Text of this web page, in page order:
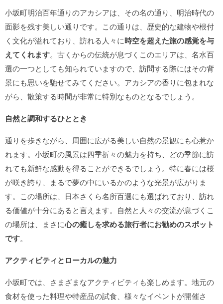
小坂町明治百年通りのアカシアは、その名の通り、明治時代の
面影を残す美しい通りです。この通りは、歴史的な建物や根付
く文化が溢れており、訪れる人々に時空を超えた旅の感覚を与
えてくれます。古くからの伝統が息づくこのエリアは、名水百
選の一つとしても知られていますので、訪問する際にはその背
景にも思いを馳せてみてください。アカシアの香りに包まれな
がら、散策する時間が非常に特別なものとなるでしょう。
自然と調和するひととき
通りを歩きながら、周囲に広がる美しい自然の景観にも心惹か
れます。小坂町の風景は四季折々の魅力を持ち、どの季節に訪
れても新鮮な感動を得ることができるでしょう。特に春には桜
が咲き誇り、まるで夢の中にいるかのような光景が広がりま
す。この場所は、日本さくら名所百選にも選ばれており、訪れ
る価値が十分にあると言えます。自然と人々の交流が息づくこ
の場所は、まさに心の癒しを求める旅行者にお勧めのスポット
です。
アクティビティとローカルの魅力
小坂町では、さまざまなアクティビティも楽しめます。地元の
食材を使った料理や特産品の試食、様々なイベントが開催さ